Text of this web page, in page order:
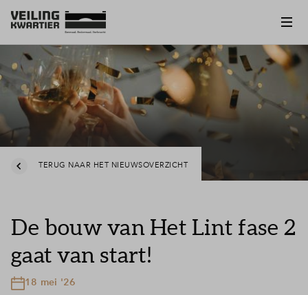
TERUG NAAR HET NIEUWSOVERZICHT
De bouw van Het Lint fase 2
gaat van start!
18 mei '26